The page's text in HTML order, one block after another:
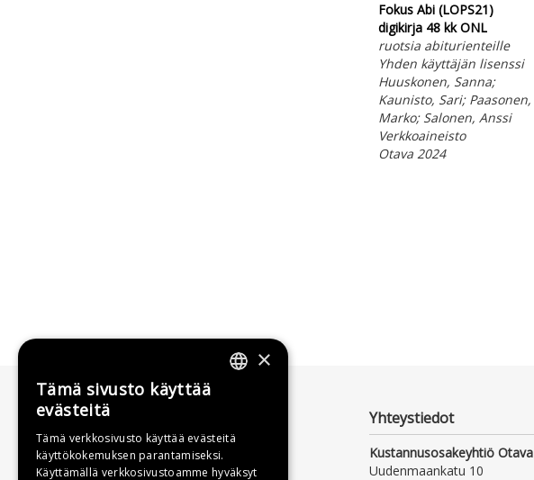
Fokus Abi (LOPS21)
digikirja 48 kk ONL
ruotsia abiturienteille
Yhden käyttäjän lisenssi
Huuskonen, Sanna;
Kaunisto, Sari; Paasonen,
Marko; Salonen, Anssi
Verkkoaineisto
Otava 2024
Yhteystiedot
Kustannusosakeyhtiö Otava
Uudenmaankatu 10
×
Tämä sivusto käyttää
evästeitä
Tämä verkkosivusto käyttää evästeitä
käyttökokemuksen parantamiseksi.
Käyttämällä verkkosivustoamme hyväksyt